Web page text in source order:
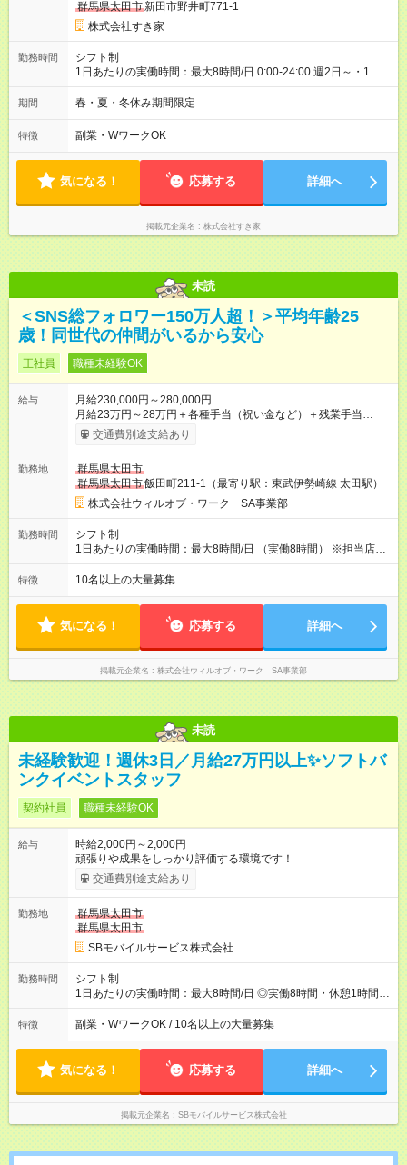
ただきます。 研修制度あり：15時間(研修中も同時給）
群馬県太田市新田市野井町771-1
株式会社すき家
勤務時間
シフト制
1日あたりの実働時間：最大8時間/日 0:00-24:00 週2日～・1日
2h～OK ＜シフト例＞ 〇朝帯 5:00-9:00 〇昼帯 9:00-14:00 〇午
後帯 14:00-18:00 〇夜帯 18:00-22:00 〇深夜帯 22:00-翌5:00 基
ます♪
期間 春・夏・冬休み期間限定
特徴 副業・WワークOK
気になる！ 応募する 詳細へ
掲載元企業名 株式会社すき家
未読
＜SNS総フォロワー150万人超！＞平均年齢25
歳！同世代の仲間がいるから安心
正社員 職種未経験OK
給与
月給230,000円～280,000円
月給23万円～28万円＋各種手当（祝い金など）＋残業手当
100％＋賞与年2回 ※年齢、スキルを考慮のうえ、スタート時の
給与を決定します。 ＜年収例＞ 420万円／26歳 リーダー職（月
万円×12か月＋賞与＋各種手当） 320万円／22歳（月給22万円
×12か月＋賞与＋各種手当） 【試用期間】試用期間あり 試用期
間の長さ：2ヶ月 雇用形態、給与は本採用時と同じです。
交通費別途支給あり
勤務地
群馬県太田市
群馬県太田市飯田町211-1（最寄り駅：東武伊勢崎線 太田駅）
株式会社ウィルオブ・ワーク SA事業部
勤務時間
シフト制
1日あたりの実働時間：最大8時間/日 （実働8時間） ※担当店舗
により異なります。 ※現場では余裕のあるシフトが組めるの
で、1ヶ月の残業は月平均9.3時間と少なめ。定時退勤できる日
特徴 10名以上の大量募集
気になる！ 応募する 詳細へ
掲載元企業名 株式会社ウィルオブ・ワーク SA事業部
未読
未経験歓迎！週休3日／月給27万円以上✨ソフトバ
ンクイベントスタッフ
契約社員 職種未経験OK
給与
時給2,000円～2,000円
頑張りや成果をしっかり評価する環境です！
交通費別途支給あり
勤務地
群馬県太田市
群馬県太田市
SBモバイルサービス株式会社
勤務時間
シフト制
1日あたりの実働時間：最大8時間/日 ◎実働8時間・休憩1時間 ◎
残業は月平均5時間程度です
特徴 副業・WワークOK / 10名以上の大量募集
気になる！ 応募する 詳細へ
掲載元企業名 SBモバイルサービス株式会社